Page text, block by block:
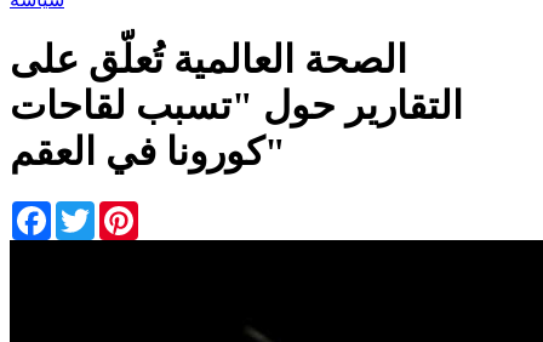
الصحة العالمية تُعلّق على
التقارير حول "تسبب لقاحات
كورونا في العقم"
Facebook
Twitter